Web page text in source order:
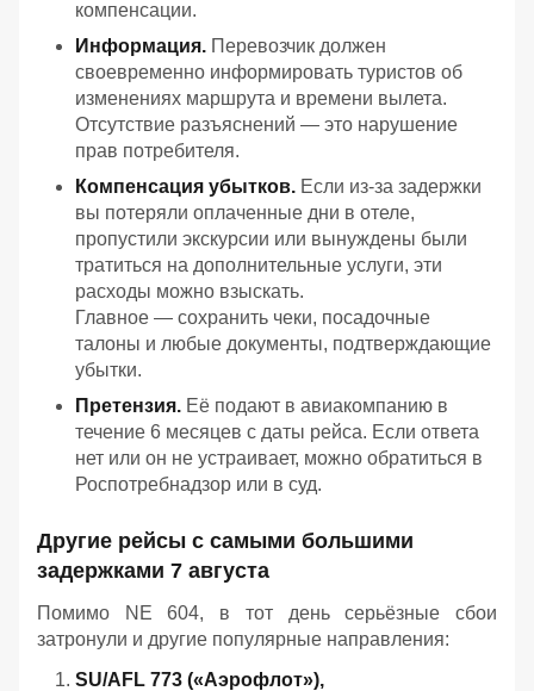
компенсации.
Информация. Перевозчик должен
своевременно информировать туристов об
изменениях маршрута и времени вылета.
Отсутствие разъяснений — это нарушение
прав потребителя.
Компенсация убытков. Если из‑за задержки
вы потеряли оплаченные дни в отеле,
пропустили экскурсии или вынуждены были
тратиться на дополнительные услуги, эти
расходы можно взыскать.
Главное — сохранить чеки, посадочные
талоны и любые документы, подтверждающие
убытки.
Претензия. Её подают в авиакомпанию в
течение 6 месяцев с даты рейса. Если ответа
нет или он не устраивает, можно обратиться в
Роспотребнадзор или в суд.
Другие рейсы с самыми большими
задержками 7 августа
Помимо NE 604, в тот день серьёзные сбои
затронули и другие популярные направления:
SU/AFL 773 («Аэрофлот»),